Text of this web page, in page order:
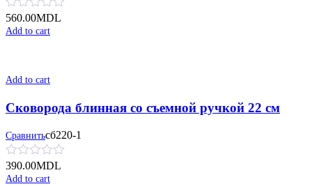
560.00MDL
Add to cart
Add to cart
Сковорода блинная со съемной ручкой 22 см
Сравнитьсб220-1
390.00MDL
Add to cart